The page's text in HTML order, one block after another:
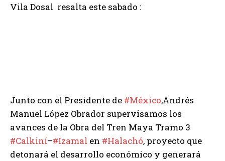
Vila Dosal resalta este sabado :
Junto con el Presidente de #México,Andrés
Manuel López Obrador supervisamos los
avances de la Obra del Tren Maya Tramo 3
#Calkiní–#Izamal en #Halachó, proyecto que
detonará el desarrollo económico y generará